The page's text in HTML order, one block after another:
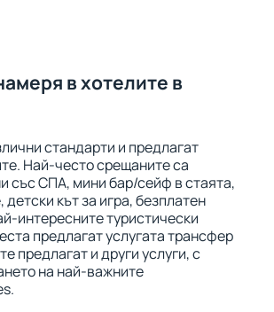
в хотелите в
стандарти и предлагат
Най-често срещаните са
със СПА, мини бар/сейф в стаята,
кът за игра, безплатен
интересните туристически
предлагат услугата трансфер
предлагат и други услуги, с
на най-важните